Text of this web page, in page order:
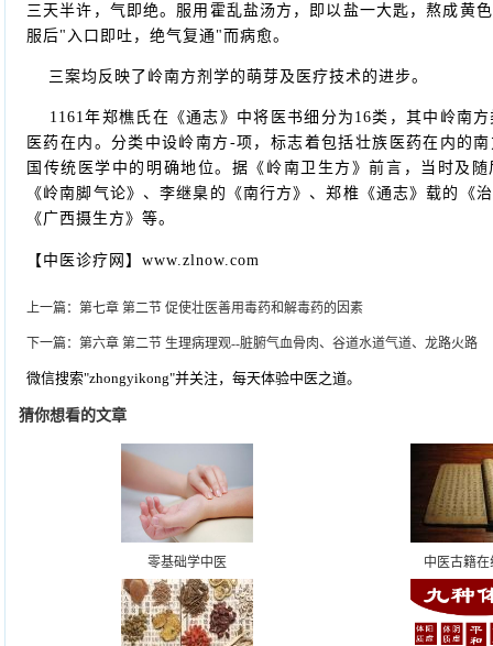
三天半许，气即绝。服用霍乱盐汤方，即以盐一大匙，熬成黄
服后"入口即吐，绝气复通"而病愈。
三案均反映了岭南方剂学的萌芽及医疗技术的进步。
1161年郑樵氏在《通志》中将医书细分为16类，其中岭南方
医药在内。分类中设岭南方-项，标志着包括壮族医药在内的
国传统医学中的明确地位。据《岭南卫生方》前言，当时及
《岭南脚气论》、李继臬的《南行方》、郑椎《通志》载的《
《广西摄生方》等。
【中医诊疗网】www.zlnow.com
上一篇： 第七章 第二节 促使壮医善用毒药和解毒药的因素
下一篇： 第六章 第二节 生理病理观--脏腑气血骨肉、谷道水道气道、龙路火路
微信搜索"zhongyikong"并关注，每天体验中医之道。
猜你想看的文章
零基础学中医 中医古籍